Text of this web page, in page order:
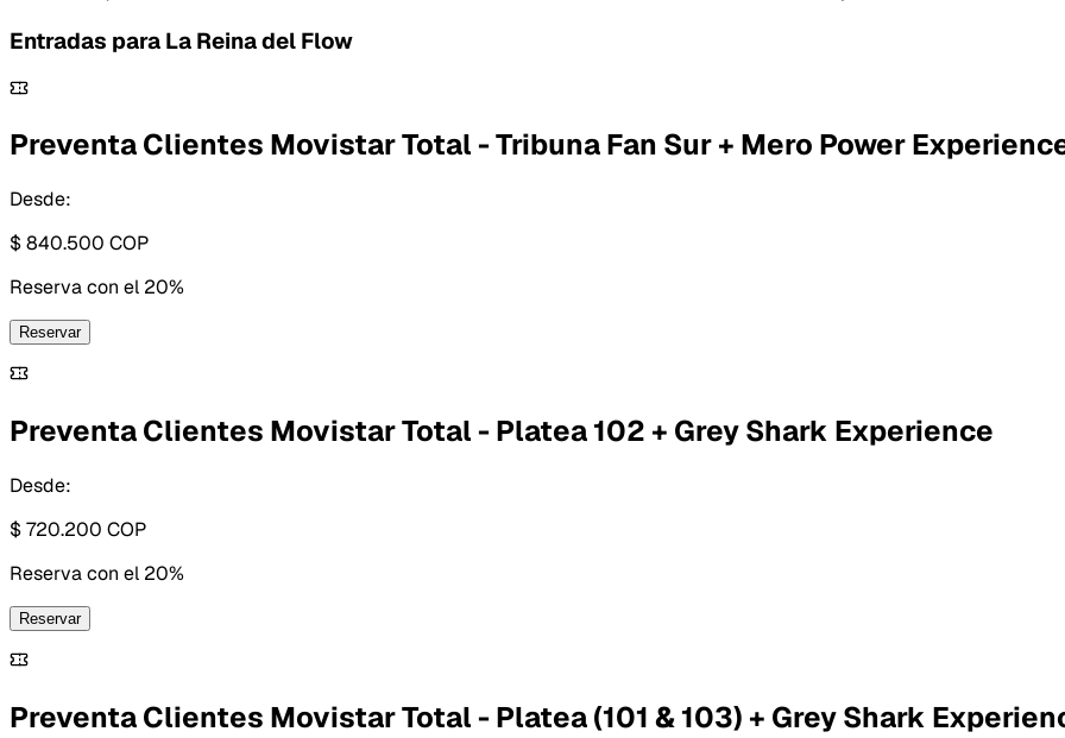
Entradas para La Reina del Flow
Preventa Clientes Movistar Total - Tribuna Fan Sur + Mero Power
Desde:
$ 840.500 COP
Reserva con el 20%
Reservar
Preventa Clientes Movistar Total - Platea 102 + Grey Shark Experience
Desde:
$ 720.200 COP
Reserva con el 20%
Reservar
Preventa Clientes Movistar Total - Platea (101 & 103) + Grey Shark